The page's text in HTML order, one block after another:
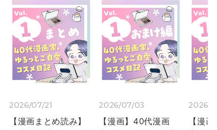
2026/07/21
【漫画まとめ読み】
2026/07/03
【漫画】40代漫画
2026/
【漫